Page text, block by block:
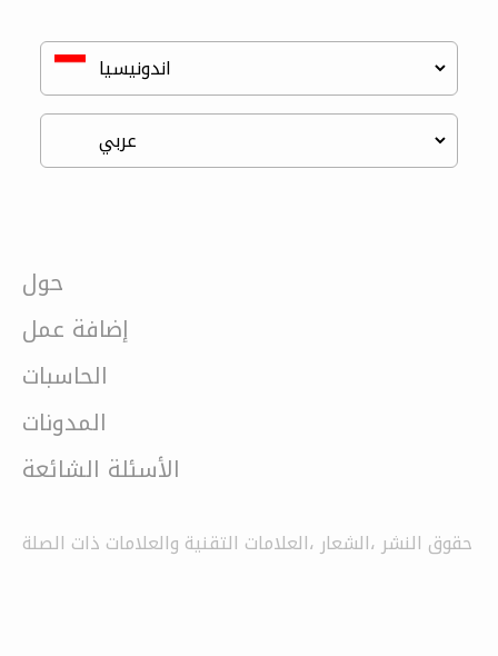
حول
إضافة عمل
الحاسبات
المدونات
الأسئلة الشائعة
حقوق النشر ،الشعار ،العلامات التقنية والعلامات ذات الصلة